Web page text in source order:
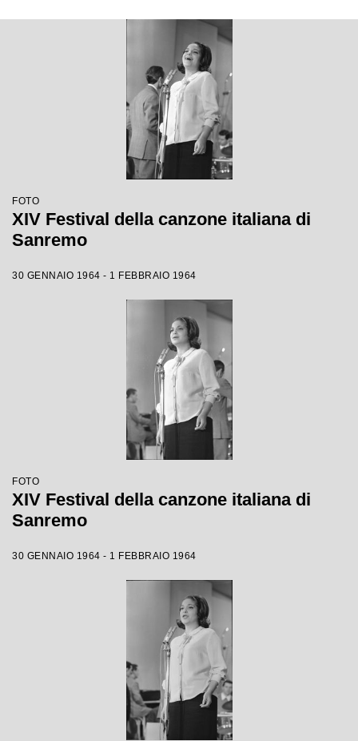
FOTO
XIV Festival della canzone italiana di
Sanremo
30 GENNAIO 1964 - 1 FEBBRAIO 1964
FOTO
XIV Festival della canzone italiana di
Sanremo
30 GENNAIO 1964 - 1 FEBBRAIO 1964